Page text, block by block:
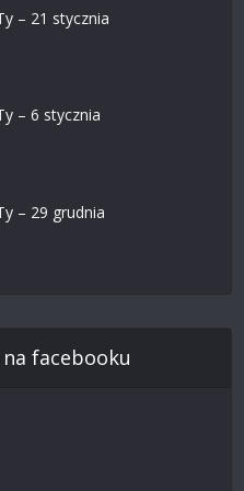
– 21 stycznia
– 6 stycznia
– 29 grudnia
na facebooku